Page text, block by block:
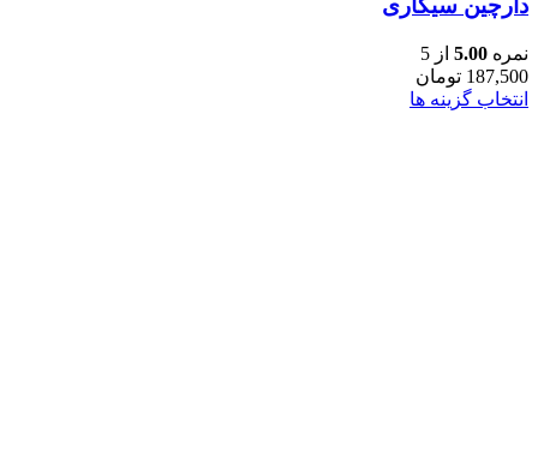
دارچین سیگاری
نمره 5.00 از 5
187,500 تومان
انتخاب گزینه ها